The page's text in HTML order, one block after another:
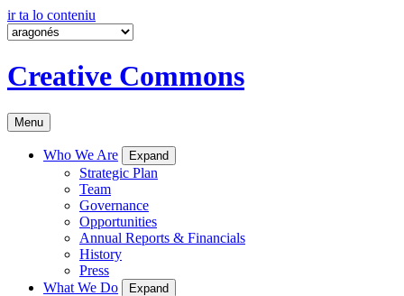
ir ta lo conteniu
Creative Commons
Menu
Who We Are Expand
Strategic Plan
Team
Governance
Opportunities
Annual Reports & Financials
History
Press
What We Do
Expand